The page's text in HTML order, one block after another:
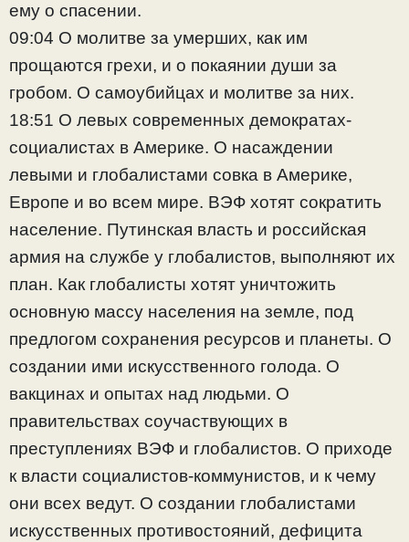
ему о спасении.
09:04 О молитве за умерших, как им
прощаются грехи, и о покаянии души за
гробом. О самоубийцах и молитве за них.
18:51 О левых современных демократах-
социалистах в Америке. О насаждении
левыми и глобалистами совка в Америке,
Европе и во всем мире. ВЭФ хотят сократить
население. Путинская власть и российская
армия на службе у глобалистов, выполняют их
план. Как глобалисты хотят уничтожить
основную массу населения на земле, под
предлогом сохранения ресурсов и планеты. О
создании ими искусственного голода. О
вакцинах и опытах над людьми. О
правительствах соучаствующих в
преступлениях ВЭФ и глобалистов. О приходе
к власти социалистов-коммунистов, и к чему
они всех ведут. О создании глобалистами
искусственных противостояний, дефицита